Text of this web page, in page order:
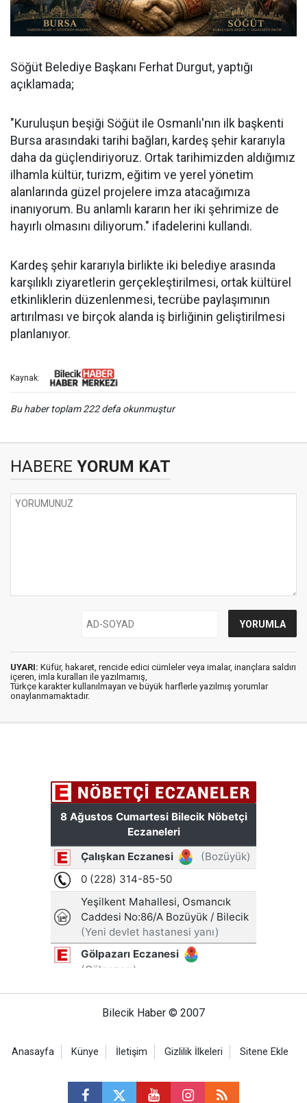
Söğüt Belediye Başkanı Ferhat Durgut, yaptığı
açıklamada;
"Kuruluşun beşiği Söğüt ile Osmanlı'nın ilk başkenti
Bursa arasındaki tarihi bağları, kardeş şehir kararıyla
daha da güçlendiriyoruz. Ortak tarihimizden aldığımız
ilhamla kültür, turizm, eğitim ve yerel yönetim
alanlarında güzel projelere imza atacağımıza
inanıyorum. Bu anlamlı kararın her iki şehrimize de
hayırlı olmasını diliyorum." ifadelerini kullandı.
Kardeş şehir kararıyla birlikte iki belediye arasında
karşılıklı ziyaretlerin gerçekleştirilmesi, ortak kültürel
etkinliklerin düzenlenmesi, tecrübe paylaşımının
artırılması ve birçok alanda iş birliğinin geliştirilmesi
planlanıyor.
Kaynak:
Bu haber toplam 222 defa okunmuştur
HABERE YORUM KAT
UYARI: Küfür, hakaret, rencide edici cümleler veya imalar, inançlara saldırı
içeren, imla kuralları ile yazılmamış,
Türkçe karakter kullanılmayan ve büyük harflerle yazılmış yorumlar
onaylanmamaktadır.
Bilecik Haber © 2007
Anasayfa Künye İletişim Gizlilik İlkeleri Sitene Ekle